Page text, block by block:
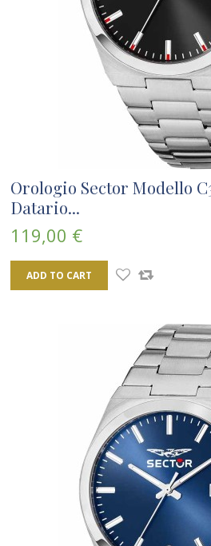
Orologio Sector Modello
Datario...
119,00 €
ADD TO CART